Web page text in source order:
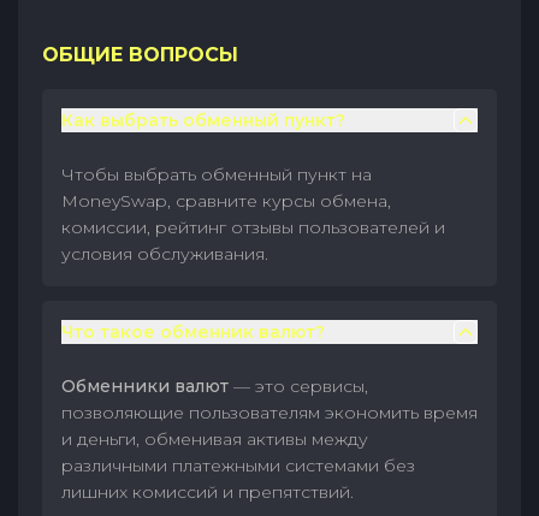
ОБЩИЕ ВОПРОСЫ
Как выбрать обменный пункт?
Чтобы выбрать обменный пункт на
MoneySwap, сравните курсы обмена,
комиссии, рейтинг отзывы пользователей и
условия обслуживания.
Что такое обменник валют?
Обменники валют — это сервисы,
позволяющие пользователям экономить время
и деньги, обменивая активы между
различными платежными системами без
лишних комиссий и препятствий.